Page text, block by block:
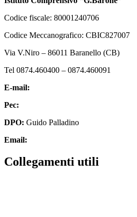
Codice fiscale: 80001240706
Codice Meccanografico: CBIC827007
Via V.Niro – 86011 Baranello (CB)
Tel 0874.460400 – 0874.460091
E-mail:
Pec:
DPO: Guido Palladino
Email:
Collegamenti utili